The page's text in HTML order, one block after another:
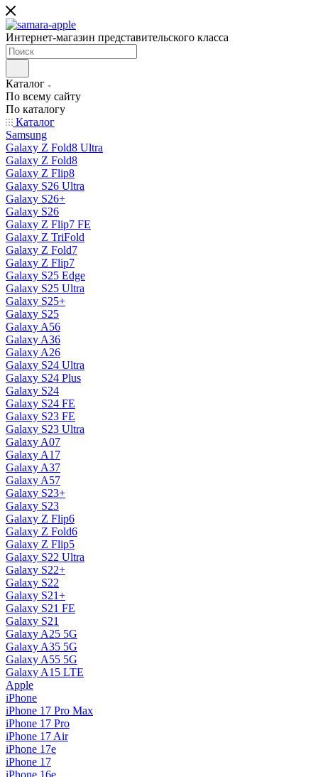
Интернет-магазин представительского класса
Каталог
По всему сайту
По каталогу
Каталог
Samsung
Galaxy Z Fold8 Ultra
Galaxy Z Fold8
Galaxy Z Flip8
Galaxy S26 Ultra
Galaxy S26+
Galaxy S26
Galaxy Z Flip7 FE
Galaxy Z TriFold
Galaxy Z Fold7
Galaxy Z Flip7
Galaxy S25 Edge
Galaxy S25 Ultra
Galaxy S25+
Galaxy S25
Galaxy A56
Galaxy A36
Galaxy A26
Galaxy S24 Ultra
Galaxy S24 Plus
Galaxy S24
Galaxy S24 FE
Galaxy S23 FE
Galaxy S23 Ultra
Galaxy A07
Galaxy A17
Galaxy A37
Galaxy A57
Galaxy S23+
Galaxy S23
Galaxy Z Flip6
Galaxy Z Fold6
Galaxy Z Flip5
Galaxy S22 Ultra
Galaxy S22+
Galaxy S22
Galaxy S21+
Galaxy S21 FE
Galaxy S21
Galaxy A25 5G
Galaxy A35 5G
Galaxy A55 5G
Galaxy A15 LTE
Apple
iPhone
iPhone 17 Pro Max
iPhone 17 Pro
iPhone 17 Air
iPhone 17e
iPhone 17
iPhone 16e